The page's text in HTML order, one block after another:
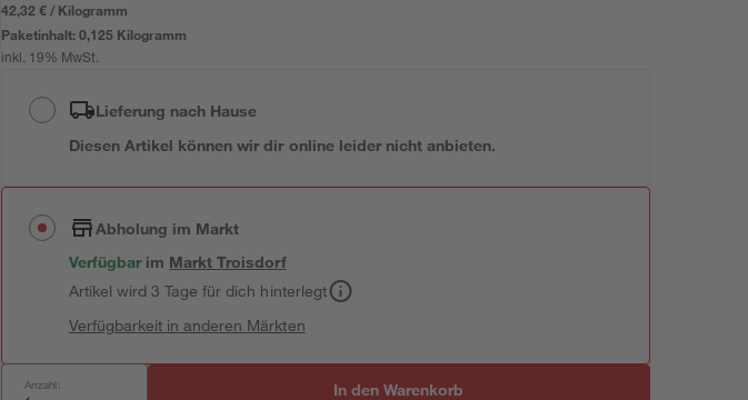
42,32 € / Kilogramm
Paketinhalt:0,125 Kilogramm
inkl. 19% MwSt.
Lieferung nach Hause
Diesen Artikel können wir dir online leider nicht anbieten.
Abholung im Markt
Verfügbar im MarktTroisdorf
Artikel wird 3 Tage für dich hinterlegt
Verfügbarkeit in anderen Märkten
Anzahl: In den Warenkorb